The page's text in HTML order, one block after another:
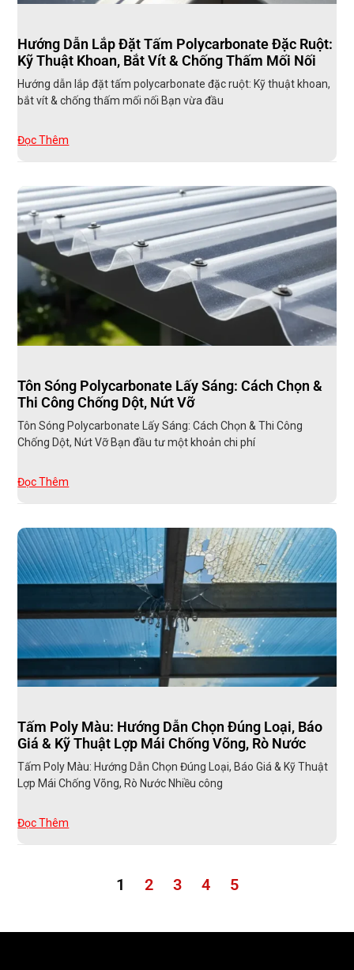
Hướng Dẫn Lắp Đặt Tấm Polycarbonate Đặc Ruột:
Kỹ Thuật Khoan, Bắt Vít & Chống Thấm Mối Nối
Hướng dẫn lắp đặt tấm polycarbonate đặc ruột: Kỹ thuật khoan,
bắt vít & chống thấm mối nối Bạn vừa đầu
Đọc Thêm
Tôn Sóng Polycarbonate Lấy Sáng: Cách Chọn &
Thi Công Chống Dột, Nứt Vỡ
Tôn Sóng Polycarbonate Lấy Sáng: Cách Chọn & Thi Công
Chống Dột, Nứt Vỡ Bạn đầu tư một khoản chi phí
Đọc Thêm
Tấm Poly Màu: Hướng Dẫn Chọn Đúng Loại, Báo
Giá & Kỹ Thuật Lợp Mái Chống Võng, Rò Nước
Tấm Poly Màu: Hướng Dẫn Chọn Đúng Loại, Báo Giá & Kỹ Thuật
Lợp Mái Chống Võng, Rò Nước Nhiều công
Đọc Thêm
1 2 3 4 5